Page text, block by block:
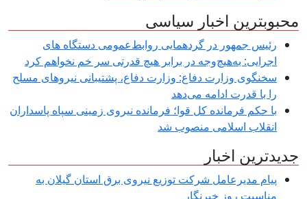
محبوبترین اخبار سیاسی
رئیس جمهور در گردهمایی روابط‌عمومی دستگاه های
اجرایی: به‌هیچ‌وجه در برابر هیچ قدرتی سر خم نخواهم کرد
سخنگوی وزارت دفاع: وزارت دفاع، پشتیبانی نیرو‌های مسلح
را با قدرت ادامه می‌دهد
با حکم فرمانده کل قوا؛ فرمانده نیروی زمینی سپاه پاسداران
انقلاب اسلامی منصوب شد
جدیدترین اخبار
پیام مدیرعامل شركت توزیع نیروی برق استان گیلان به
مناسبت روز خبرنگار ‌